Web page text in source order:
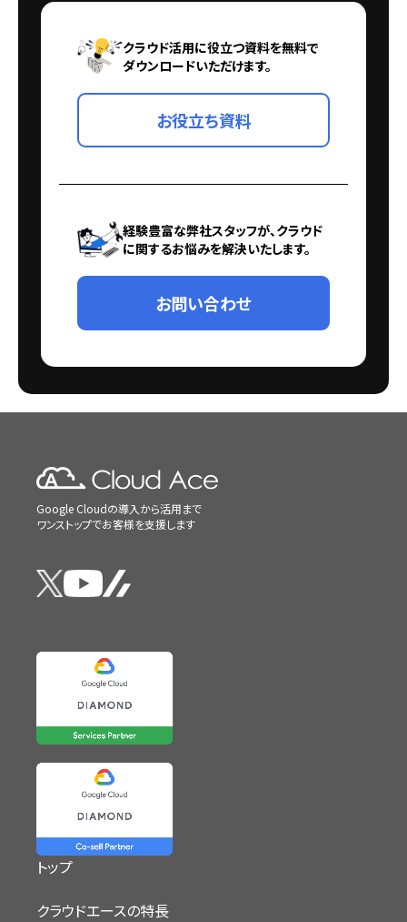
クラウド活用に役立つ資料を無料で
ダウンロードいただけます。
お役立ち資料
経験豊富な弊社スタッフが、クラウド
に関するお悩みを解決いたします。
お問い合わせ
Google Cloudの導入から活用まで
ワンストップでお客様を支援します
トップ
クラウドエースの特長